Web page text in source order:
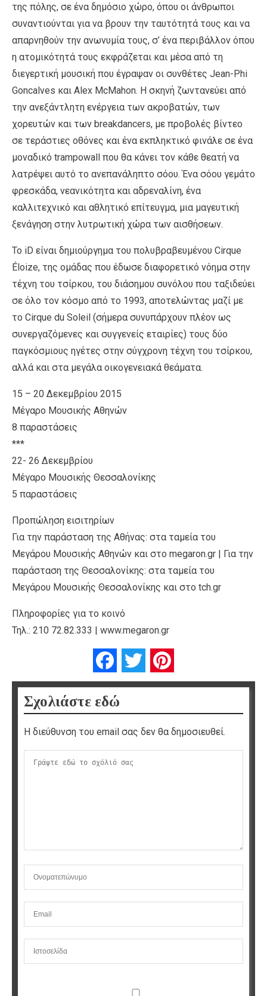
της πόλης, σε ένα δημόσιο χώρο, όπου οι άνθρωποι
συναντιούνται για να βρουν την ταυτότητά τους και να
απαρνηθούν την ανωνυμία τους, σ’ ένα περιβάλλον όπου
η ατομικότητά τους εκφράζεται και μέσα από τη
διεγερτική μουσική που έγραψαν οι συνθέτες Jean-Phi
Goncalves και Alex McMahon. Η σκηνή ζωντανεύει από
την ανεξάντλητη ενέργεια των ακροβατών, των
χορευτών και των breakdancers, με προβολές βίντεο
σε τεράστιες οθόνες και ένα εκπληκτικό φινάλε σε ένα
μοναδικό trampowall που θα κάνει τον κάθε θεατή να
λατρέψει αυτό το ανεπανάληπτο σόου. Ένα σόου γεμάτο
φρεσκάδα, νεανικότητα και αδρεναλίνη, ένα
καλλιτεχνικό και αθλητικό επίτευγμα, μια μαγευτική
ξενάγηση στην λυτρωτική χώρα των αισθήσεων.
Το iD είναι δημιούργημα του πολυβραβευμένου Cirque
Éloize, της ομάδας που έδωσε διαφορετικό νόημα στην
τέχνη του τσίρκου, του διάσημου συνόλου που ταξιδεύει
σε όλο τον κόσμο από το 1993, αποτελώντας μαζί με
το Cirque du Soleil (σήμερα συνυπάρχουν πλέον ως
συνεργαζόμενες και συγγενείς εταιρίες) τους δύο
παγκόσμιους ηγέτες στην σύγχρονη τέχνη του τσίρκου,
αλλά και στα μεγάλα οικογενειακά θεάματα.
15 – 20 Δεκεμβρίου 2015
Μέγαρο Μουσικής Αθηνών
8 παραστάσεις
***
22- 26 Δεκεμβρίου
Μέγαρο Μουσικής Θεσσαλονίκης
5 παραστάσεις
Προπώληση εισιτηρίων
Για την παράσταση της Αθήνας: στα ταμεία του
Μεγάρου Μουσικής Αθηνών και στο megaron.gr | Για την
παράσταση της Θεσσαλονίκης: στα ταμεία του
Μεγάρου Μουσικής Θεσσαλονίκης και στο tch.gr
Πληροφορίες για το κοινό
Τηλ.: 210 72.82.333 | www.megaron.gr
FacebookTwitter
Σχολιάστε εδώ
Η διεύθυνση του email σας δεν θα δημοσιευθεί.